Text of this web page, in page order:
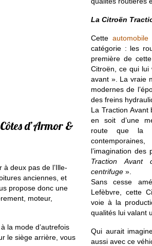
d’Armor &
à deux pas de l’Ille-
anciennes, et
propose donc une
moteur,
la mode d’autrefois
le siège arrière, vous
La Citroën
Cetteautomobile
catégorie : les
première de
Citroën, ce qui lui
avant ». La vraie
modernes de
des freins
La Traction Avant
en soit d’une
route que la
l’imagination des
Traction Avant
centrifuge ».
Sans cesse
Lefèbvre, cette
voie à la
qualités lui valant
Qui aurait
aussi avec ce